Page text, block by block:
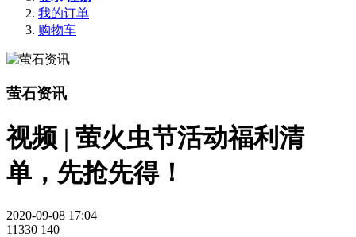
我的订单
购物车
萤石资讯
视频 | 萤火虫节活动福利清
单，先抢先得！
2020-09-08 17:04
11330 140